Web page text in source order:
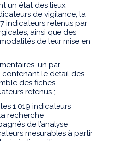
un état des lieux
de vigilance, la
indicateurs retenus par
ainsi que des
de leur mise en
, un par
contenant le détail des
des fiches
retenus ;
1 019 indicateurs
recherche
de l’analyse
mesurables à partir